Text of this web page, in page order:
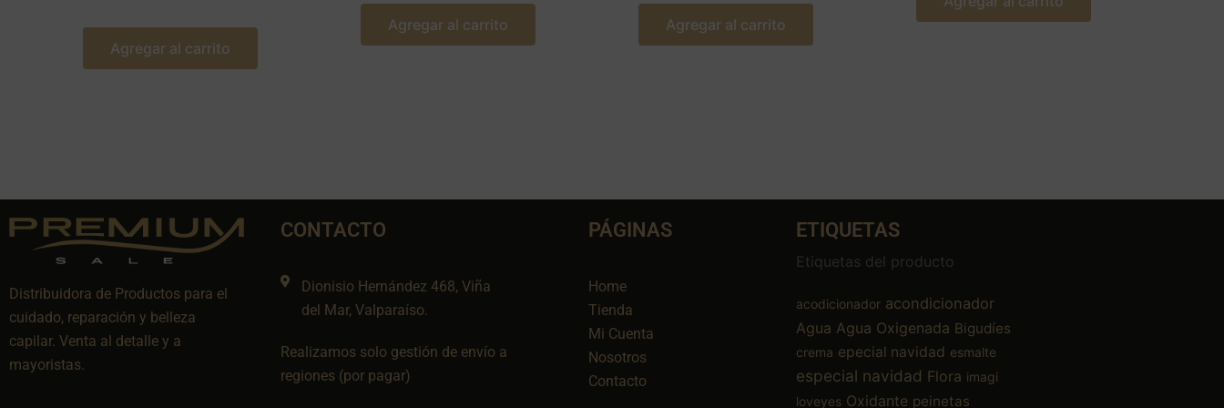
Agregar al carrito
Agregar al carrito Agregar al carrito
Distribuidora de Productos para el
cuidado, reparación y belleza
capilar. Venta al detalle y a
mayoristas.
CONTACTO
Dionisio Hernández 468, Viña
del Mar, Valparaíso.
Realizamos solo gestión de envío a
regiones (por pagar)
PÁGINAS
Home
Tienda
Mi Cuenta
Nosotros
Contacto
ETIQUETAS
Etiquetas del producto
acodicionador acondicionador
Agua Agua Oxigenada Bigudíes
crema epecial navidad esmalte
especial navidad Flora imagi
loveyes Oxidante peinetas